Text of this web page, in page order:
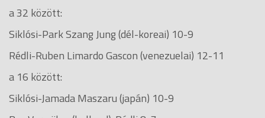
a 32 között:
Siklósi-Park Szang Jung (dél-koreai) 10-9
Rédli-Ruben Limardo Gascon (venezuelai) 12-11
a 16 között:
Siklósi-Jamada Maszaru (japán) 10-9